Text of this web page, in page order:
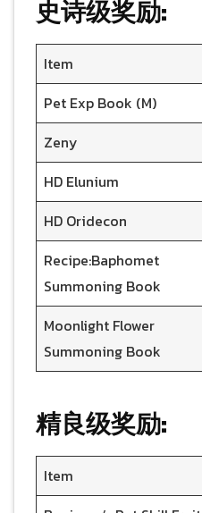
史诗级奖励:
Item
Pet Exp Book (M)
Zeny
HD Elunium
HD Oridecon
Recipe:Baphomet
Summoning Book
Moonlight Flower
Summoning Book
精良级奖励:
Item